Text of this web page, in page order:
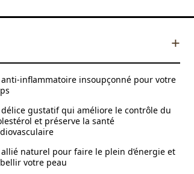
anti-inflammatoire insoupçonné pour votre
délice gustatif qui améliore le contrôle du
et préserve la santé
allié naturel pour faire le plein d’énergie et
votre peau